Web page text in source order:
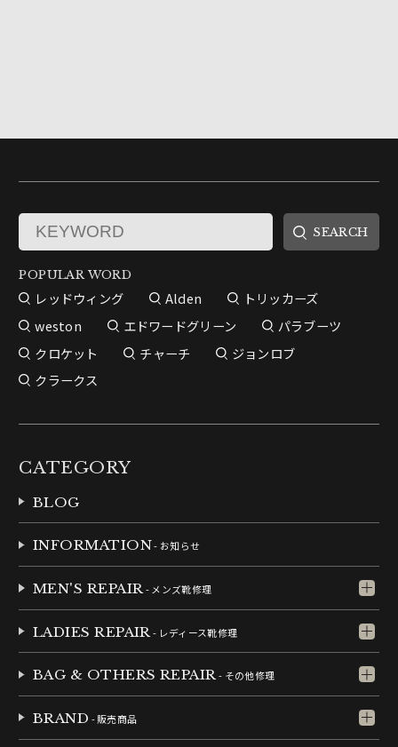
POPULAR WORD
レッドウィング Alden
トリッカーズ
weston
エドワードグリーン
パラブーツ
クロケット
チャーチ
ジョンロブ
クラークス
CATEGORY
BLOG
INFORMATION- お知らせ
MEN'S REPAIR- メンズ靴修理
LADIES REPAIR - レディース靴修理
BAG & OTHERS REPAIR- その他修理
BRAND - 販売商品